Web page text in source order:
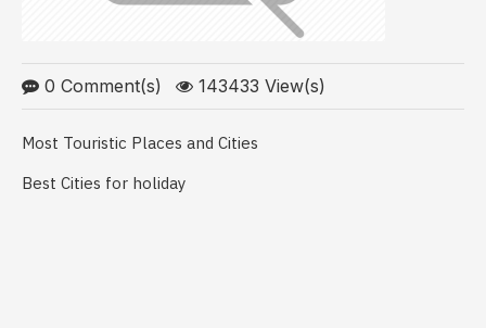
0 Comment(s) 143433 View(s)
Most Touristic Places and Cities
Best Cities for holiday